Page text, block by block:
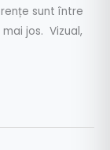
sunt între
jos. Vizual,